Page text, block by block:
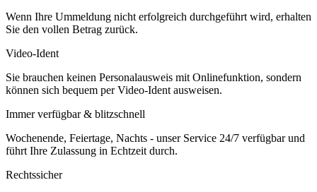
Wenn Ihre Ummeldung nicht erfolgreich durchgeführt wird, erhalten
Sie den vollen Betrag zurück.
Video-Ident
Sie brauchen keinen Personalausweis mit Onlinefunktion, sondern
können sich bequem per Video-Ident ausweisen.
Immer verfügbar & blitzschnell
Wochenende, Feiertage, Nachts - unser Service 24/7 verfügbar und
führt Ihre Zulassung in Echtzeit durch.
Rechtssicher